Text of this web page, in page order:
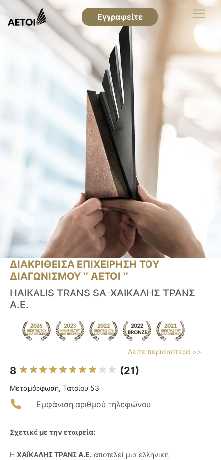
Εγγραφείτε
ΔΙΑΚΡΙΘΕΙΣΑ ΕΠΙΧΕΙΡΗΣΗ ΤΟΥ
ΔΙΑΓΩΝΙΣΜΟΥ ‘’ ΑΕΤΟΙ ‘’
HAIKALIS TRANS SA-ΧΑΙΚΑΛΗΣ ΤΡΑΝΣ
Α.Ε.
Δείτε περισσότερα >>
8 (21)
Μεταμόρφωση, Τατοΐου 53
Εμφάνιση αριθμού τηλεφώνου
Σχετικά με την εταιρεία:
Η ΧΑΪΚΑΛΗΣ ΤΡΑΝΣ Α.Ε. αποτελεί μια ελληνική